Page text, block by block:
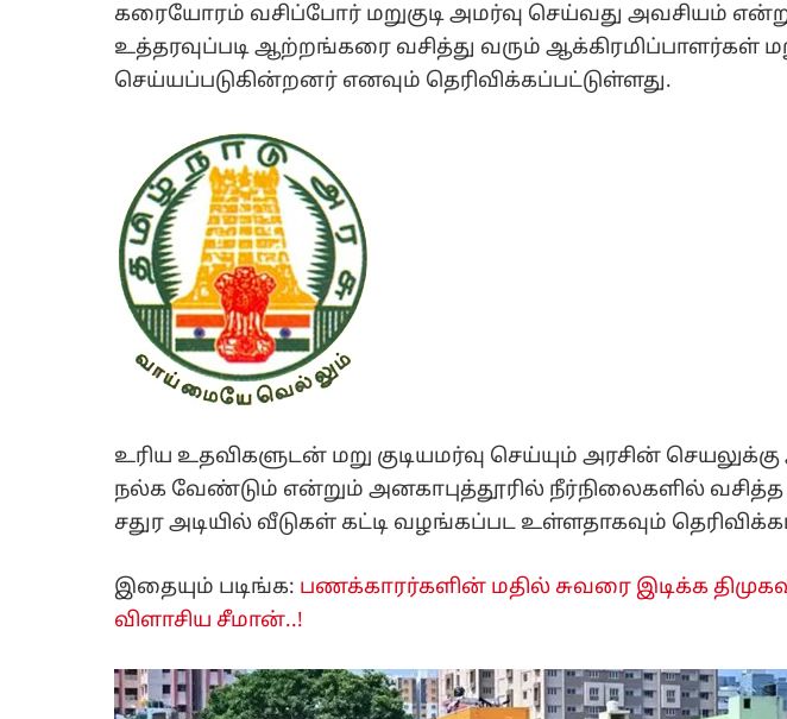
கரையோரம் வசிப்போர் மறுகுடி அமர்வு செய்வது அவசியம்
உத்தரவுப்படி ஆற்றங்கரை வசித்து வரும் ஆக்கிரமிப்பாளர்கள்
செய்யப்படுகின்றனர் எனவும் தெரிவிக்கப்பட்டுள்ளது.
உரிய உதவிகளுடன் மறு குடியமர்வு செய்யும் அரசின்
நல்க வேண்டும் என்றும் அனகாபுத்தூரில் நீர்நிலைகளில் வசித்த
சதுர அடியில் வீடுகள் கட்டி வழங்கப்பட உள்ளதாகவும்
இதையும் படிங்க: பணக்காரர்களின் மதில் சுவரை இடிக்க
விளாசிய சீமான்..!